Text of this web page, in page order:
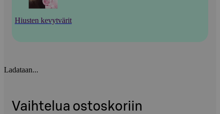
Hiusten kevytvärit
Ladataan...
Vaihtelua ostoskoriin